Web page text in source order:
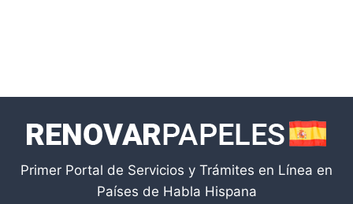
Primer Portal de Servicios y Trámites en Línea en
Países de Habla Hispana